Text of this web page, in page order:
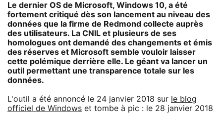
Le dernier OS de Microsoft, Windows 10, a été
fortement critiqué dès son lancement au niveau des
données que la firme de Redmond collecte auprès
des utilisateurs. La CNIL et plusieurs de ses
homologues ont demandé des changements et émis
des réserves et Microsoft semble vouloir laisser
cette polémique derrière elle. Le géant va lancer un
outil permettant une transparence totale sur les
données.
L'outil a été annoncé le 24 janvier 2018 sur le blog
officiel de Windows et tombe à pic : le 28 janvier 2018